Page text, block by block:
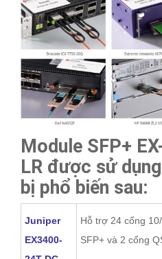
Module SFP+
LR được sử
bị phổ biến sau:
Juniper
EX3400-
Hỗ trợ 24 cổng
SFP+ và 2 cổng